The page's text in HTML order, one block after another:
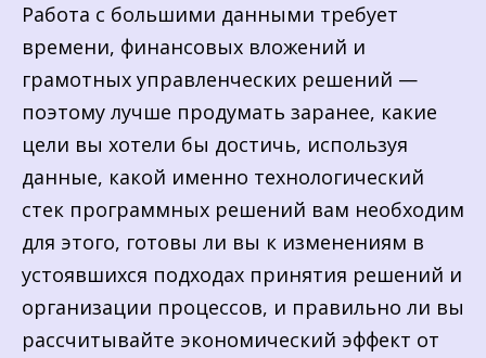
Работа с большими данными требует
времени, финансовых вложений и
грамотных управленческих решений —
поэтому лучше продумать заранее, какие
цели вы хотели бы достичь, используя
данные, какой именно технологический
стек программных решений вам необходим
для этого, готовы ли вы к изменениям в
устоявшихся подходах принятия решений и
организации процессов, и правильно ли вы
рассчитывайте экономический эффект от